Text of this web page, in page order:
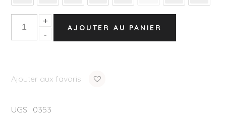
+
-
AJOUTER AU PANIER
Ajouter aux favoris
UGS : 0353